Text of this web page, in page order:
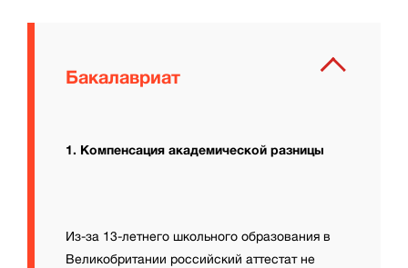
Бакалавриат
1. Компенсация академической разницы
Из-за 13-летнего школьного образования в
Великобритании российский аттестат не